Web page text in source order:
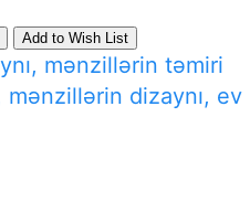
Add to Wish List
mənzillərin təmiri
mənzillərin dizaynı, ev